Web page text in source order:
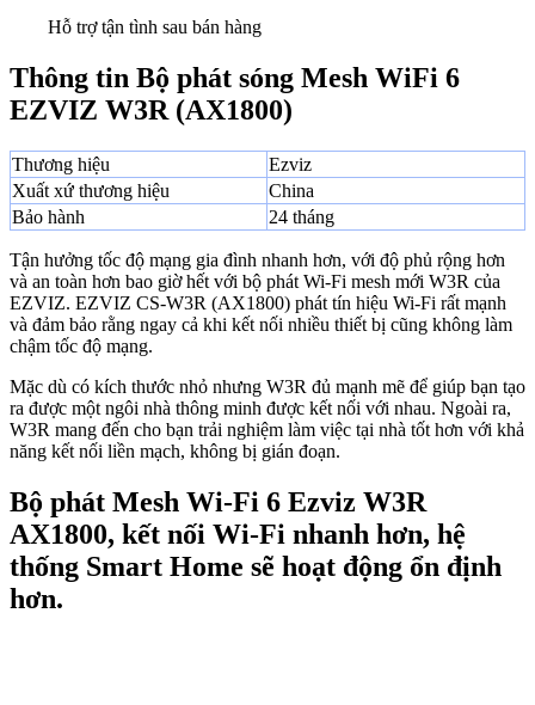
Hỗ trợ tận tình sau bán hàng
Thông tin Bộ phát sóng Mesh WiFi 6
EZVIZ W3R (AX1800)
Thương hiệu
Ezviz
Xuất xứ thương hiệu
China
Bảo hành
24 tháng
Tận hưởng tốc độ mạng gia đình nhanh hơn, với độ phủ rộng hơn
và an toàn hơn bao giờ hết với bộ phát Wi-Fi mesh mới W3R của
EZVIZ. EZVIZ CS-W3R (AX1800) phát tín hiệu Wi-Fi rất mạnh
và đảm bảo rằng ngay cả khi kết nối nhiều thiết bị cũng không làm
chậm tốc độ mạng.
Mặc dù có kích thước nhỏ nhưng W3R đủ mạnh mẽ để giúp bạn tạo
ra được một ngôi nhà thông minh được kết nối với nhau. Ngoài ra,
W3R mang đến cho bạn trải nghiệm làm việc tại nhà tốt hơn với khả
năng kết nối liền mạch, không bị gián đoạn.
Bộ phát Mesh Wi-Fi 6 Ezviz W3R
AX1800, kết nối Wi-Fi nhanh hơn, hệ
thống Smart Home sẽ hoạt động ổn định
hơn.